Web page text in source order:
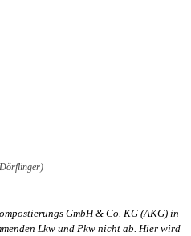
GmbH & Co. KG (AKG) in
Lkw und Pkw nicht ab. Hier wird